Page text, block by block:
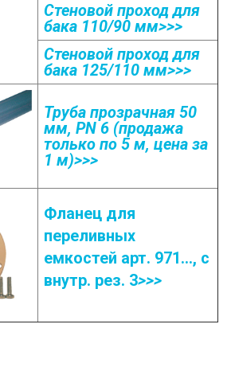
Стеновой проход для
бака 110/90 мм>>>
Стеновой проход для
бака 125/110 мм>>>
Труба прозрачная 50
мм, PN 6 (продажа
только по 5 м, цена за
1 м)>>>
Фланец для
переливных
емкостей арт. 971..., с
внутр. рез. 3>>>